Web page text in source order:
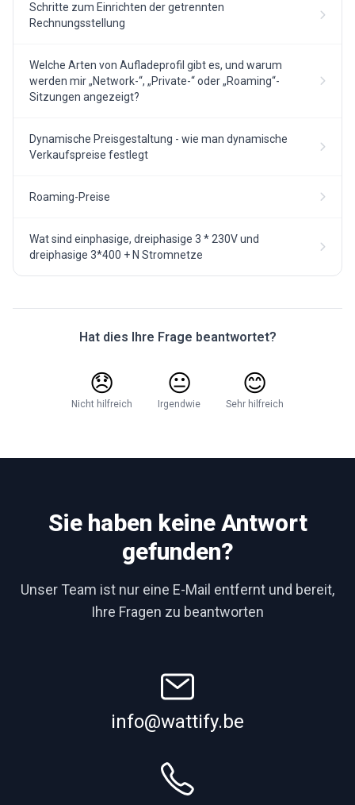
Schritte zum Einrichten der getrennten
Rechnungsstellung
Welche Arten von Aufladeprofil gibt es, und warum
werden mir „Network-“, „Private-“ oder „Roaming“-
Sitzungen angezeigt?
Dynamische Preisgestaltung - wie man dynamische
Verkaufspreise festlegt
Roaming-Preise
Wat sind einphasige, dreiphasige 3 * 230V und
dreiphasige 3*400 + N Stromnetze
Hat dies Ihre Frage beantwortet?
😞
Nicht hilfreich
😐
Irgendwie
😊
Sehr hilfreich
Sie haben keine Antwort
gefunden?
Unser Team ist nur eine E-Mail entfernt und bereit,
Ihre Fragen zu beantworten
info@wattify.be